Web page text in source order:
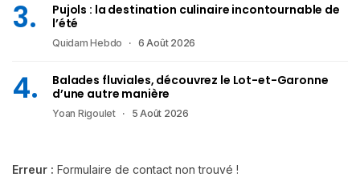
Pujols : la destination culinaire incontournable de
l’été
Quidam Hebdo 6 Août 2026
Balades fluviales, découvrez le Lot-et-Garonne
d’une autre manière
Yoan Rigoulet 5 Août 2026
Erreur : Formulaire de contact non trouvé !